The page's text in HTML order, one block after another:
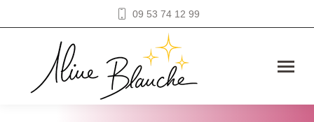
09 53 74 12 99